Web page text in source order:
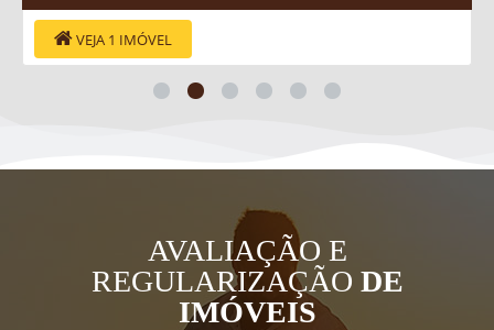
VEJA 1 IMÓVEL
AVALIAÇÃO E
REGULARIZAÇÃO DE
IMÓVEIS